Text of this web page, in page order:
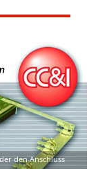
den Anschluss